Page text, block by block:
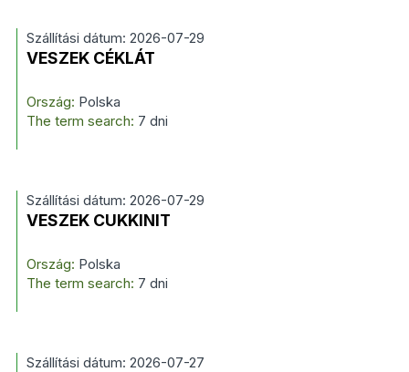
Szállítási dátum: 2026-07-29
VESZEK CÉKLÁT
Ország: Polska
The term search: 7 dni
Szállítási dátum: 2026-07-29
VESZEK CUKKINIT
Ország: Polska
The term search: 7 dni
Szállítási dátum: 2026-07-27